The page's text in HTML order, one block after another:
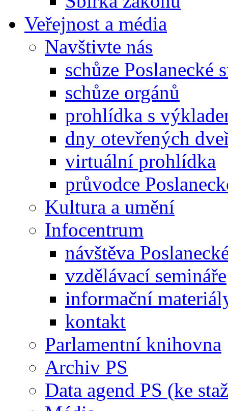
Veřejnost a média
Navštivte nás
schůze Poslanecké
schůze orgánů
prohlídka s
dny otevřených
virtuální prohlídka
průvodce
Kultura a umění
Infocentrum
návštěva
vzdělávací semináře
informační
kontakt
Parlamentní knihovna
Archiv PS
Data agend PS (ke